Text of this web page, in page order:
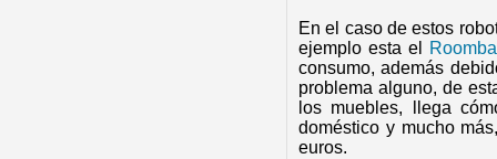
En el caso de estos
ejemplo esta el
consumo, además
problema alguno, de
los muebles, llega
doméstico y mucho
euros.